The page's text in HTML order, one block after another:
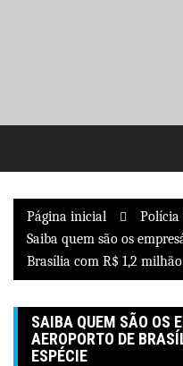
Página inicial
Polícia
Saiba quem são os
Brasília com R$ 1,2
SAIBA QUEM SÃO OS
AEROPORTO DE
ESPÉCIE